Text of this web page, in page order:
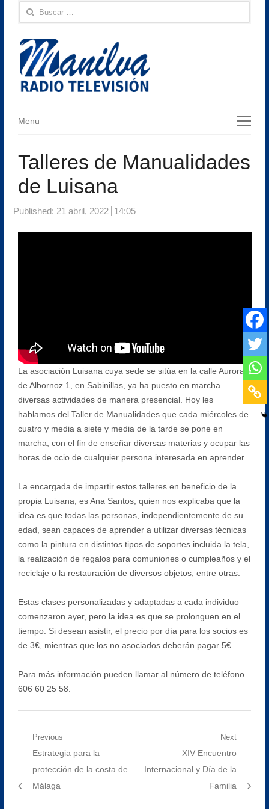
Buscar:
Menu
Menu
Talleres de Manualidades
de Luisana
Published: 21 abril, 2022 14:05
La asociación Luisana cuya sede se sitúa en la calle Aurora
de Albornoz 1, en Sabinillas, ya ha puesto en marcha
diversas actividades de manera presencial. Hoy les
hablamos del Taller de Manualidades que cada miércoles de
cuatro y media a siete y media de la tarde se pone en
marcha, con el fin de enseñar diversas materias y ocupar las
horas de ocio de cualquier persona interesada en aprender.
La encargada de impartir estos talleres en beneficio de la
propia Luisana, es Ana Santos, quien nos explicaba que la
idea es que todas las personas, independientemente de su
edad, sean capaces de aprender a utilizar diversas técnicas
como la pintura en distintos tipos de soportes incluida la tela,
la realización de regalos para comuniones o cumpleaños y el
reciclaje o la restauración de diversos objetos, entre otras.
Estas clases personalizadas y adaptadas a cada individuo
comenzaron ayer, pero la idea es que se prolonguen en el
tiempo. Si desean asistir, el precio por día para los socios es
de 3€, mientras que los no asociados deberán pagar 5€.
Para más información pueden llamar al número de teléfono
606 60 25 58.
Navegación
entradas
Previous
Previous
post:
Estrategia para la
protección de la costa de
Málaga
Next
Next
post:
XIV Encuentro
Internacional y Día de la
Familia